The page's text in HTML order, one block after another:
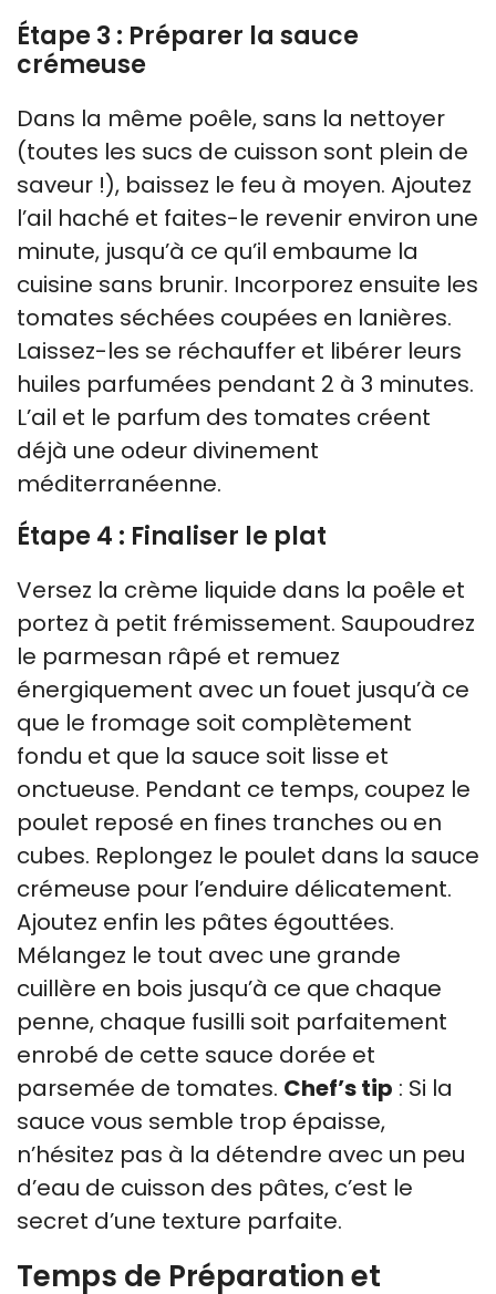
Étape 3 : Préparer la sauce
crémeuse
Dans la même poêle, sans la nettoyer
(toutes les sucs de cuisson sont plein de
saveur !), baissez le feu à moyen. Ajoutez
l’ail haché et faites-le revenir environ une
minute, jusqu’à ce qu’il embaume la
cuisine sans brunir. Incorporez ensuite les
tomates séchées coupées en lanières.
Laissez-les se réchauffer et libérer leurs
huiles parfumées pendant 2 à 3 minutes.
L’ail et le parfum des tomates créent
déjà une odeur divinement
méditerranéenne.
Étape 4 : Finaliser le plat
Versez la crème liquide dans la poêle et
portez à petit frémissement. Saupoudrez
le parmesan râpé et remuez
énergiquement avec un fouet jusqu’à ce
que le fromage soit complètement
fondu et que la sauce soit lisse et
onctueuse. Pendant ce temps, coupez le
poulet reposé en fines tranches ou en
cubes. Replongez le poulet dans la sauce
crémeuse pour l’enduire délicatement.
Ajoutez enfin les pâtes égouttées.
Mélangez le tout avec une grande
cuillère en bois jusqu’à ce que chaque
penne, chaque fusilli soit parfaitement
enrobé de cette sauce dorée et
parsemée de tomates. Chef’s tip : Si la
sauce vous semble trop épaisse,
n’hésitez pas à la détendre avec un peu
d’eau de cuisson des pâtes, c’est le
secret d’une texture parfaite.
Temps de Préparation et